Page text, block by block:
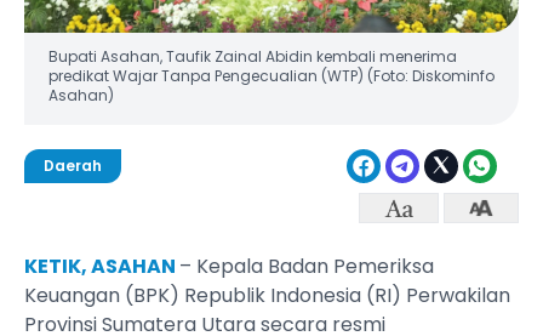
Bupati Asahan, Taufik Zainal Abidin kembali menerima
predikat Wajar Tanpa Pengecualian (WTP) (Foto: Diskominfo
Asahan)
Daerah
KETIK, ASAHAN – Kepala Badan Pemeriksa
Keuangan (BPK) Republik Indonesia (RI) Perwakilan
Provinsi Sumatera Utara secara resmi